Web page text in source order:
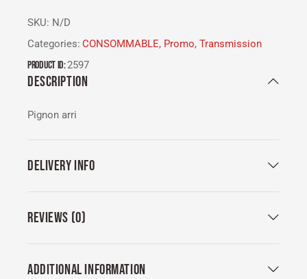
SKU: N/D
Categories: CONSOMMABLE, Promo, Transmission
Product ID:2597
DESCRIPTION
Pignon arri
DELIVERY INFO
REVIEWS (0)
ADDITIONAL INFORMATION